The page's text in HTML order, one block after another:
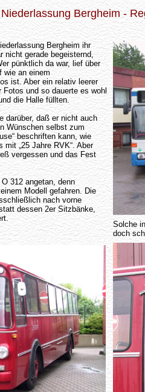
Bergheim -
Bergheim ihr
nicht gerade begeisternd,
pünktlich da war, lief über
wie an einem
ist. Aber ein relativ leerer
und so dauerte es wohl
die Halle füllten.
darüber, daß er nicht auch
Wünschen selbst zum
beschriften kann, wie
„25 Jahre RVK“. Aber
vergessen und das Fest
312 angetan, denn
Modell gefahren. Die
nach vorne
dessen 2er Sitzbänke,
Solche
doch